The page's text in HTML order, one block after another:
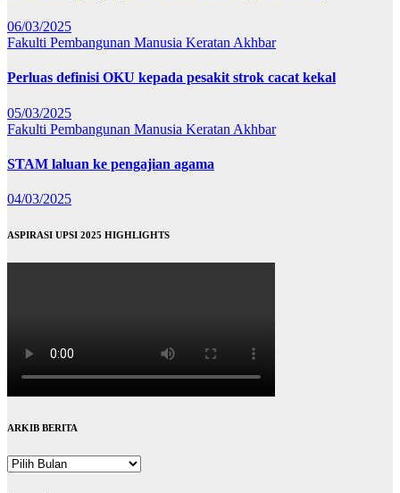
06/03/2025
Fakulti Pembangunan Manusia Keratan Akhbar
Perluas definisi OKU kepada pesakit strok cacat kekal
05/03/2025
Fakulti Pembangunan Manusia Keratan Akhbar
STAM laluan ke pengajian agama
04/03/2025
ASPIRASI UPSI 2025 HIGHLIGHTS
ARKIB BERITA
ARKIB